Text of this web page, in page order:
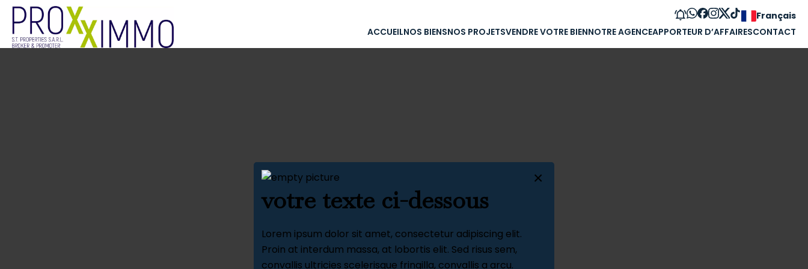
votre texte ci-dessous
Lorem ipsum dolor sit amet, consectetur adipiscing elit.
Proin at interdum massa, at lobortis elit. Sed risus sem,
convallis ultricies scelerisque fringilla, convallis a arcu.
×
Français
ACCUEILNOS BIENSNOS PROJETSVENDRE VOTRE BIENNOTRE AGENCEAPPORTEUR D’AFFAIRESCONTACT